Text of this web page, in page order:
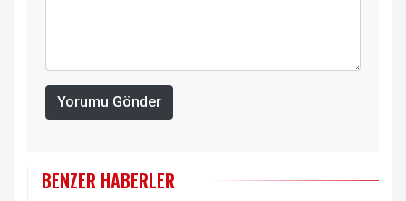
Yorumu Gönder
BENZER HABERLER